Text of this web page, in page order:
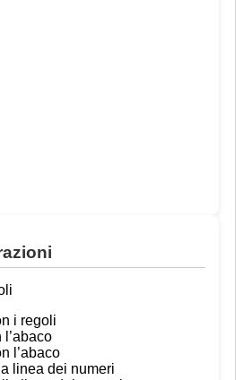
i regoli
l’abaco
linea dei numeri